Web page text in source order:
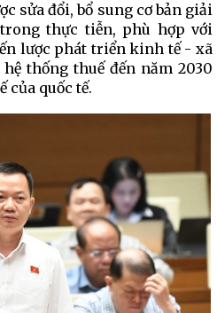
sửa đổi, bổ sung cơ bản giải
thực tiễn, phù hợp với
lược phát triển kinh tế - xã
thống thuế đến năm 2030
của quốc tế.